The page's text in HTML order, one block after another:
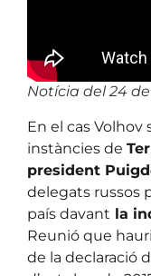
Notícia del 24
En el cas Volhov
instàncies de
president
delegats russos
país davant la
Reunió que
de la declaració